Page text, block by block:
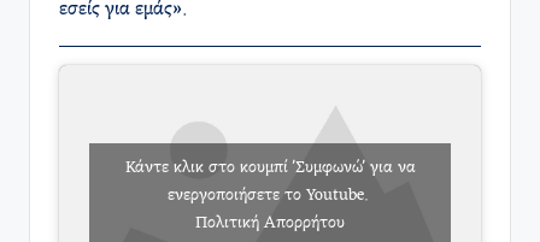
εσείς για εμάς».
Κάντε κλικ στο κουμπί 'Συμφωνώ' για να
ενεργοποιήσετε το Youtube.
Πολιτική Απορρήτου